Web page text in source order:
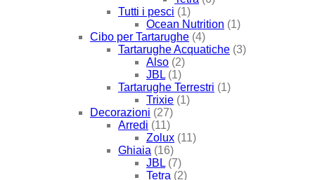
Tutti i pesci (1)
Ocean Nutrition (1)
Cibo per Tartarughe (4)
Tartarughe Acquatiche (3)
Also (2)
JBL (1)
Tartarughe Terrestri (1)
Trixie (1)
Decorazioni (27)
Arredi (11)
Zolux (11)
Ghiaia (16)
JBL (7)
Tetra (2)